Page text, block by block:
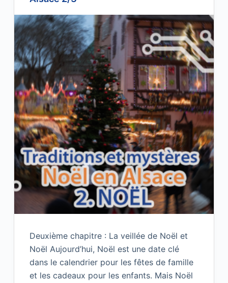
Deuxième chapitre : La veillée de Noël et
Noël Aujourd’hui, Noël est une date clé
dans le calendrier pour les fêtes de famille
et les cadeaux pour les enfants. Mais Noël